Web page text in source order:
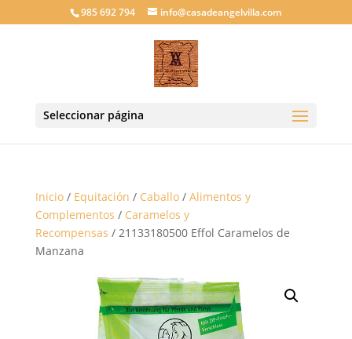
985 692 794 info@casadeangelvilla.com
Seleccionar página
Inicio/ Equitación / Caballo/ Alimentos y
Complementos / Caramelos y
Recompensas / 21133180500 Effol Caramelos de
Manzana